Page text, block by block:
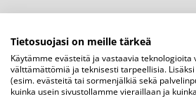
Tietosuojasi on meille tärkeä
Käytämme evästeitä ja vastaavia
välttämättömiä ja teknisesti tarpeellisia.
(esim. evästeitä tai sormenjälkiä sekä
kuinka usein sivustollamme vieraillaan ja